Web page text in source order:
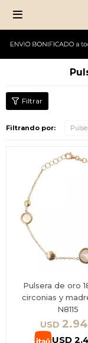

Filtrando por:
Pulsera de oro
circonias y
N8115
USD
USD